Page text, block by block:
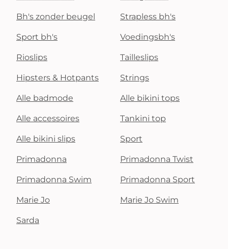
Bh's zonder beugel Strapless bh's
Sport bh's Voedingsbh's
Rioslips Tailleslips
Hipsters & Hotpants Strings
Alle badmode Alle bikini tops
Alle accessoires Tankini top
Alle bikini slips Sport
Primadonna Primadonna Twist
Primadonna Swim Primadonna Sport
Marie Jo Marie Jo Swim
Sarda